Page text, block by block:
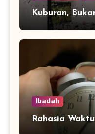
Kuburan,
Ibadah
Rahasia